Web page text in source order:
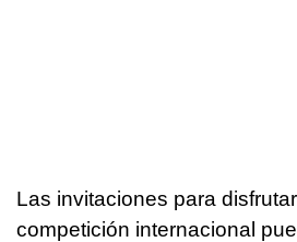
Las invitaciones para
competición internacional